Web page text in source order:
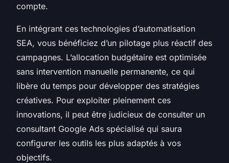
compte.
En intégrant ces technologies d’automatisation
SEA, vous bénéficiez d’un pilotage plus réactif des
campagnes. L’allocation budgétaire est optimisée
sans intervention manuelle permanente, ce qui
libère du temps pour développer des stratégies
créatives. Pour exploiter pleinement ces
innovations, il peut être judicieux de consulter un
consultant Google Ads spécialisé qui saura
configurer les outils les plus adaptés à vos
objectifs.